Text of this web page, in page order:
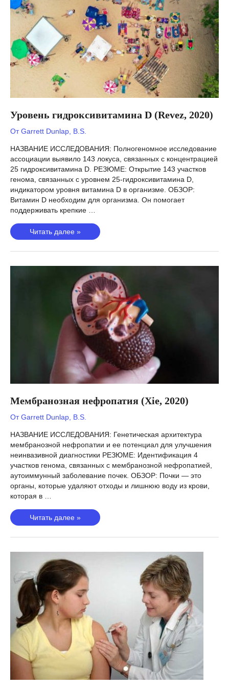
Является
ли
болезнь
Альцгеймера
генетической?
Уровень гидроксивитамина D (Revez, 2020)
ОтGarrett Dunlap, B.S.
НАЗВАНИЕ ИССЛЕДОВАНИЯ: Полногеномное исследование
ассоциации выявило 143 локуса, связанных с концентрацией
25 гидроксивитамина D. РЕЗЮМЕ: Открытие 143 участков
генома, связанных с уровнем 25-гидроксивитамина D,
индикатором уровня витамина D в организме. ОБЗОР:
Витамин D необходим для организма. Он помогает
поддерживать крепкие …
Уровень
гидроксивитамина
D
Читать далее »
Мембранозная нефропатия (Xie, 2020)
ОтGarrett Dunlap, B.S.
НАЗВАНИЕ ИССЛЕДОВАНИЯ: Генетическая архитектура
мембранозной нефропатии и ее потенциал для улучшения
неинвазивной диагностики РЕЗЮМЕ: Идентификация 4
участков генома, связанных с мембранозной нефропатией,
аутоиммунный заболевание почек. ОБЗОР: Почки — это
органы, которые удаляют отходы и лишнюю воду из крови,
которая в …
Мембранозная
нефропатия
(Xie,
Читать далее »